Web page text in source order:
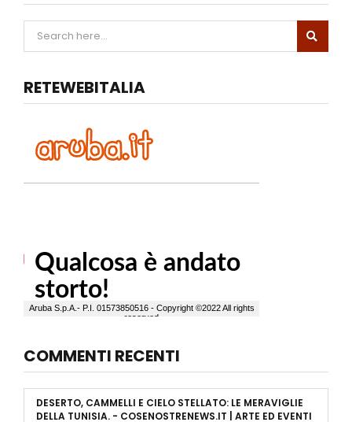
RETEWEBITALIA
COMMENTI RECENTI
DESERTO, CAMMELLI E CIELO STELLATO: LE MERAVIGLIE
DELLA TUNISIA. - COSENOSTRENEWS.IT | ARTE ED EVENTI